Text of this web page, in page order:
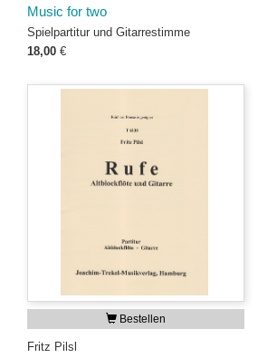
Music for two
Spielpartitur und Gitarrestimme
18,00 €
Bestellen
Fritz Pilsl